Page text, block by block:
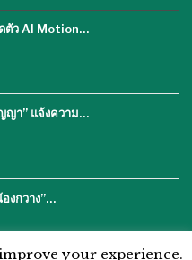
ตัว AI Motion…
ญา” แจ้งความ…
องกวาง”…
your experience.